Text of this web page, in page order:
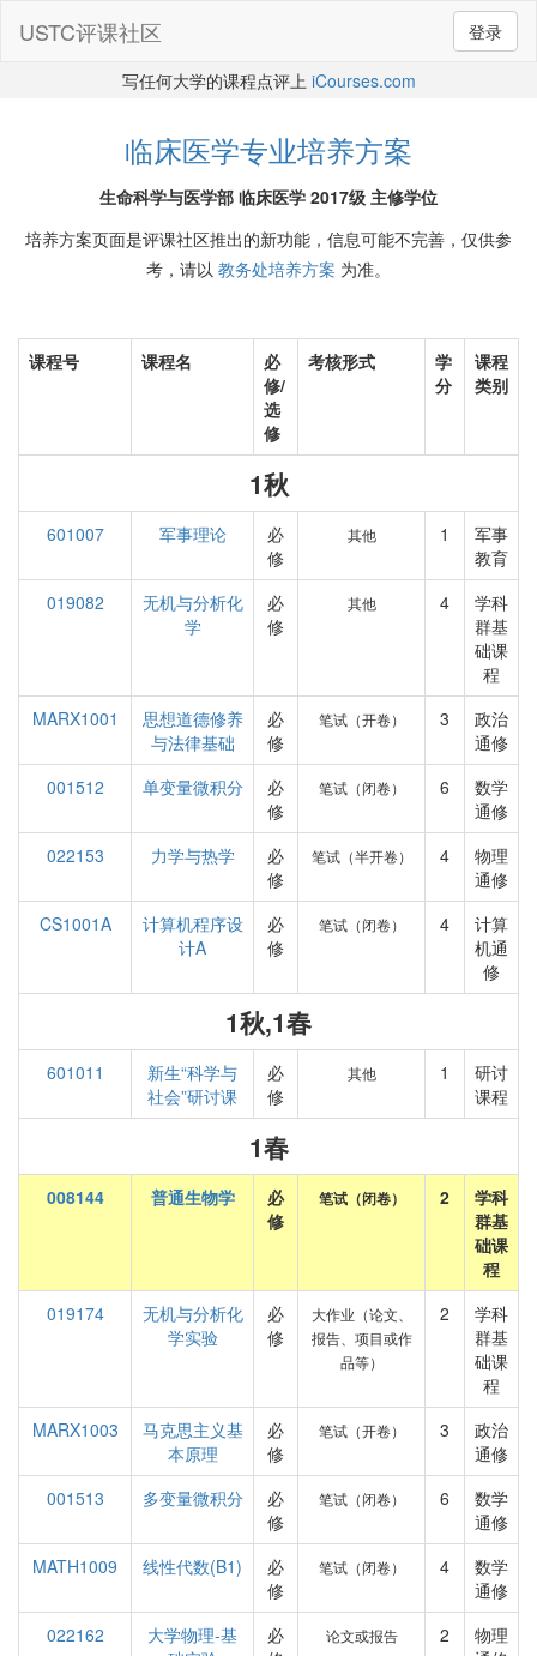
登录
USTC评课社区
写任何大学的课程点评上 iCourses.com
临床医学专业培养方案
生命科学与医学部 临床医学 2017级 主修学位
培养方案页面是评课社区推出的新功能，信息可能不完善，仅供参
考，请以 教务处培养方案 为准。
课程号 课程名
必
修/
选
修
考核形式
学
分
课程
类别
1秋
601007 军事理论
必
修
其他 1
军事
教育
019082
无机与分析化
学
必
修
其他 4
学科
群基
础课
程
MARX1001
思想道德修养
与法律基础
必
修
笔试（开卷） 3
政治
通修
001512
单变量微积分
必
修
笔试（闭卷） 6
数学
通修
022153
力学与热学
必
修
笔试（半开卷） 4
物理
通修
CS1001A
计算机程序设
计A
必
修
笔试（闭卷） 4
计算
机通
修
1秋,1春
601011
新生“科学与
社会”研讨课
必
修
其他 1
研讨
课程
1春
008144 普通生物学
必
修
笔试（闭卷） 2
学科
群基
础课
程
019174
无机与分析化
学实验
必
修
大作业（论文、
报告、项目或作
品等）
2
学科
群基
础课
程
MARX1003
马克思主义基
本原理
必
修
笔试（开卷） 3
政治
通修
001513
多变量微积分
必
修
笔试（闭卷） 6
数学
通修
MATH1009
线性代数(B1)
必
修
笔试（闭卷） 4
数学
通修
022162
大学物理-基
必
论文或报告 2
物理